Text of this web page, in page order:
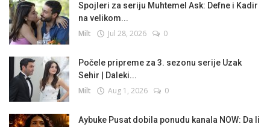
Spojleri za seriju Muhtemel Ask: Defne i Kadir
na velikom...
Milt Jul 28, 2026 0
Počele pripreme za 3. sezonu serije Uzak
Sehir | Daleki...
Milt Aug 1, 2026 0
Aybuke Pusat dobila ponudu kanala NOW: Da li